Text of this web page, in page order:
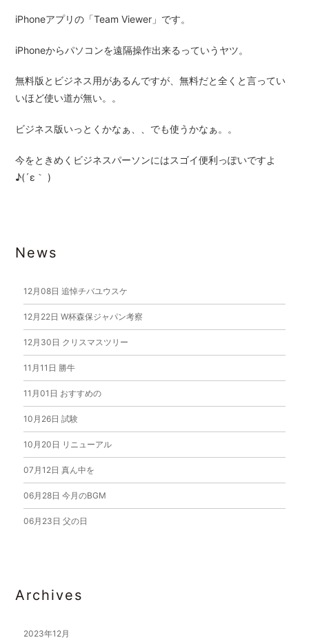
iPhoneアプリの「Team Viewer」です。
iPhoneからパソコンを遠隔操作出来るっていうヤツ。
無料版とビジネス用があるんですが、無料だと全くと言ってい
いほど使い道が無い。。
ビジネス版いっとくかなぁ、、でも使うかなぁ。。
今をときめくビジネスパーソンにはスゴイ便利っぽいですよ
♪(´ε｀ )
News
12月08日 追悼チバユウスケ
12月22日 W杯森保ジャパン考察
12月30日 クリスマスツリー
11月11日 勝牛
11月01日 おすすめの
10月26日 試験
10月20日 リニューアル
07月12日 真ん中を
06月28日 今月のBGM
06月23日 父の日
Archives
2023年12月